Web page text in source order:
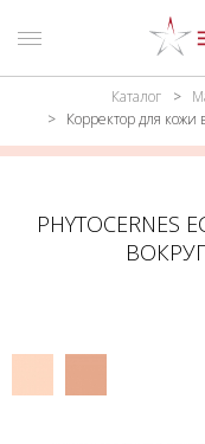
ВОЙТИ
КОНТАКТЫ
МАКИЯЖ
МУЖЧИНАМ
Каталог
Корректор для кожи